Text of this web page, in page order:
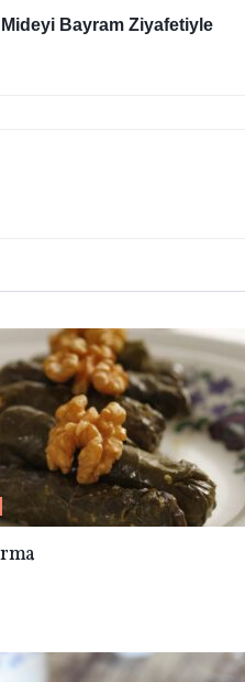
Bayram Ziyafetiyle